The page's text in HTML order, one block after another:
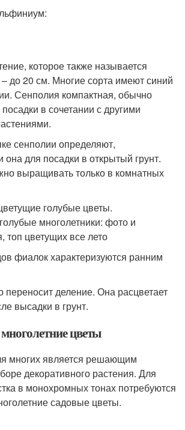
которое также называется
до 20 см. Многие сорта имеют синий
Сенполия компактная, обычно
в сочетании с другими
сенполии определяют,
она для посадки в открытый грунт.
выращивать только в комнатных
фиалок характеризуются ранним
деление. Она расцветает
высадки в грунт.
цветы
многих является решающим
декоративного растения. Для
в монохромных тонах потребуются
садовые цветы.